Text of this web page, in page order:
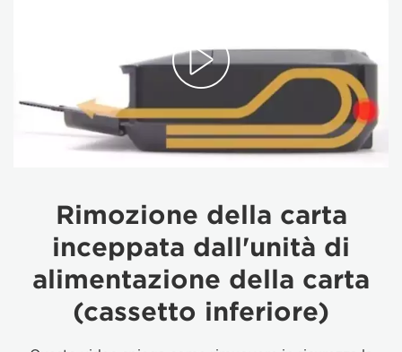
Rimozione della carta
inceppata dall'unità di
alimentazione della carta
(cassetto inferiore)